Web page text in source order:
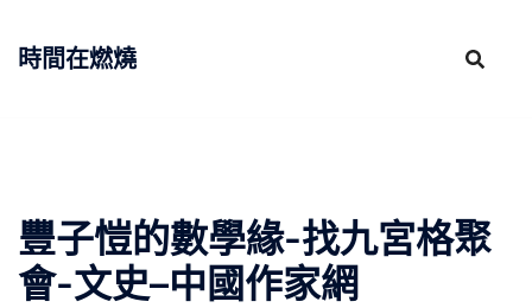
時間在燃燒
豐子愷的數學緣-找九宮格聚
會-文史–中國作家網